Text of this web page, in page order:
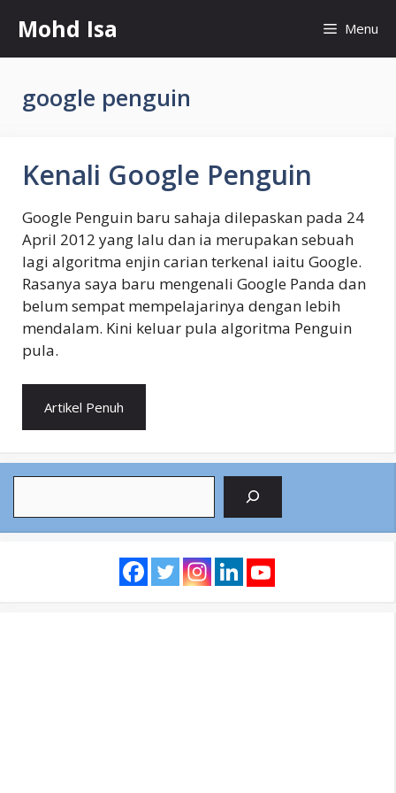
content
Mohd Isa Menu
google penguin
Kenali Google Penguin
Google Penguin baru sahaja dilepaskan pada 24
April 2012 yang lalu dan ia merupakan sebuah
lagi algoritma enjin carian terkenal iaitu Google.
Rasanya saya baru mengenali Google Panda dan
belum sempat mempelajarinya dengan lebih
mendalam. Kini keluar pula algoritma Penguin
pula.
Artikel Penuh